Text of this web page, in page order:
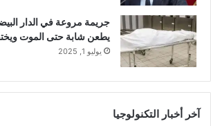
جريمة مروعة في الدار
يطعن شابة حتى الموت
يوليو 1, 2025
آخر أخبار التكنولوجيا